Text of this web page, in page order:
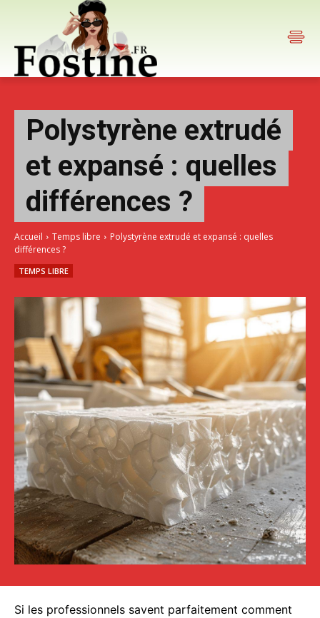
Polystyrène extrudé
et expansé : quelles
différences ?
Accueil Temps libre
Polystyrène extrudé et expansé : quelles
différences ?
TEMPS LIBRE
Si les professionnels savent parfaitement comment